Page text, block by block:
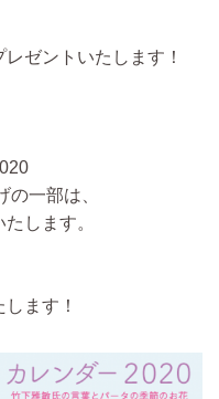
ゼントいたします！
一部は、
します。
ます！